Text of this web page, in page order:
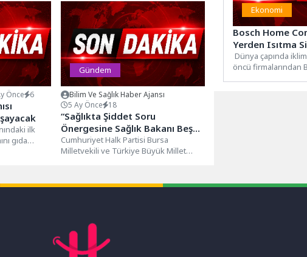
Önce 6
ilk
gıda
Gündem
Bilim Ve Sağlık Haber Ajansı
5 Ay Önce 18
“Sağlıkta Şiddet Soru
Önergesine Sağlık Bakanı Beş
Aydır Yanıt Vermedi !”
Cumhuriyet Halk Partisi Bursa
Milletvekili ve Türkiye Büyük Millet
Ekonomi
Bosch Home
Yerden Isıtma
Türkiye’deki
oldu
Dünya çapında
öncü firmalarından